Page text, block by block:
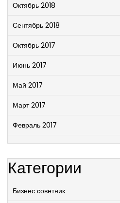
Октябрь 2018
Сентябрь 2018
Октябрь 2017
Июнь 2017
Май 2017
Март 2017
Февраль 2017
Категории
Бизнес советник